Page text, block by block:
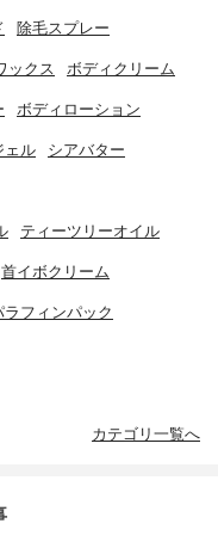
除毛スプレー
ックス ボディクリーム
ボディローション
ェル シアバター
ティーツリーオイル
首イボクリーム
ラフィンパック
カテゴリ一覧へ